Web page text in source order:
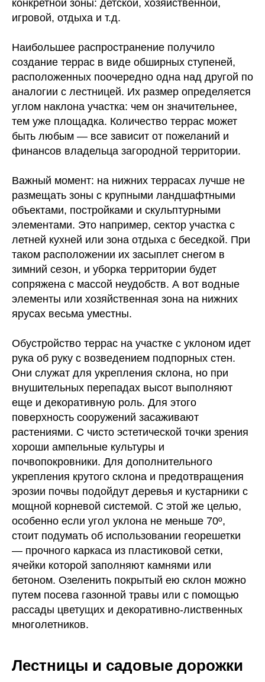
конкретной зоны: детской, хозяйственной,
игровой, отдыха и т.д.
Наибольшее распространение получило
создание террас в виде обширных ступеней,
расположенных поочередно одна над другой по
аналогии с лестницей. Их размер определяется
углом наклона участка: чем он значительнее,
тем уже площадка. Количество террас может
быть любым — все зависит от пожеланий и
финансов владельца загородной территории.
Важный момент: на нижних террасах лучше не
размещать зоны с крупными ландшафтными
объектами, постройками и скульптурными
элементами. Это например, сектор участка с
летней кухней или зона отдыха с беседкой. При
таком расположении их засыплет снегом в
зимний сезон, и уборка территории будет
сопряжена с массой неудобств. А вот водные
элементы или хозяйственная зона на нижних
ярусах весьма уместны.
Обустройство террас на участке с уклоном идет
рука об руку с возведением подпорных стен.
Они служат для укрепления склона, но при
внушительных перепадах высот выполняют
еще и декоративную роль. Для этого
поверхность сооружений засаживают
растениями. С чисто эстетической точки зрения
хороши ампельные культуры и
почвопокровники. Для дополнительного
укрепления крутого склона и предотвращения
эрозии почвы подойдут деревья и кустарники с
мощной корневой системой. С этой же целью,
особенно если угол уклона не меньше 70º,
стоит подумать об использовании георешетки
— прочного каркаса из пластиковой сетки,
ячейки которой заполняют камнями или
бетоном. Озеленить покрытый ею склон можно
путем посева газонной травы или с помощью
рассады цветущих и декоративно-лиственных
многолетников.
Лестницы и садовые дорожки